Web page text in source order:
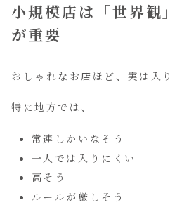
小規模店は「世界観
が重要
おしゃれなお店ほど、実は入
特に地方では、
常連しかいなそう
一人では入りにくい
高そう
ルールが厳しそう